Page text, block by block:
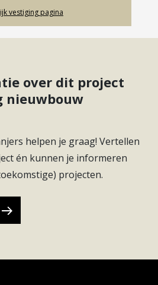
vestiging pagina
over dit project
nieuwbouw
helpen je graag! Vertellen
én kunnen je informeren
projecten.